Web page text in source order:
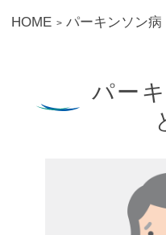
HOME パーキンソン病
パー